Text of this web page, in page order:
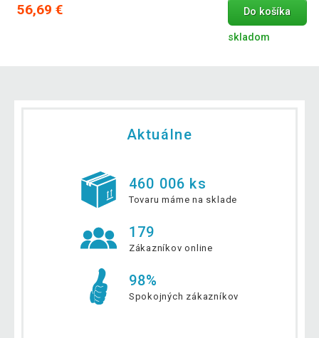
56,69 € Do košíka
skladom
Aktuálne
460 006 ks
Tovaru máme na sklade
179
Zákazníkov online
98%
Spokojných zákazníkov